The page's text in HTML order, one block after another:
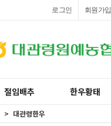
회원가입
로그인
절임배추 한우황태
대관령한우